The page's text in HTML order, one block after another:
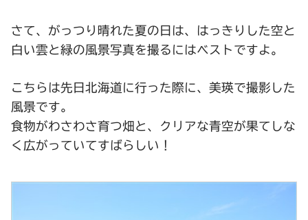
さて、がっつり晴れた夏の日は、はっきりした空と
白い雲と緑の風景写真を撮るにはベストですよ。
こちらは先日北海道に行った際に、美瑛で撮影した
風景です。
食物がわさわさ育つ畑と、クリアな青空が果てしな
く広がっていてすばらしい！